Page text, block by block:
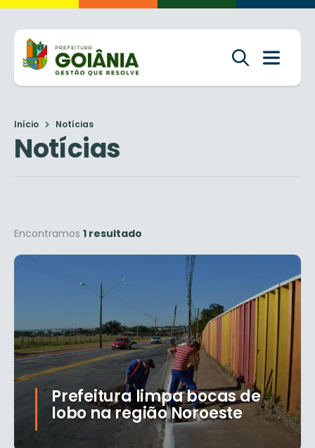
Início Notícias
Notícias
Encontramos 1 resultado
Prefeitura limpa bocas de
lobo na região Noroeste